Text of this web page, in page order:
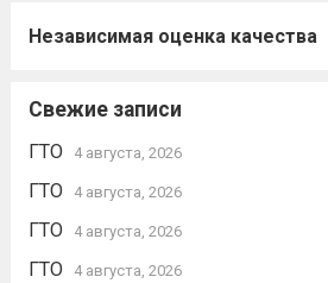
Независимая оценка качества
Свежие записи
ГТО 4 августа, 2026
ГТО 4 августа, 2026
ГТО 4 августа, 2026
ГТО 4 августа, 2026